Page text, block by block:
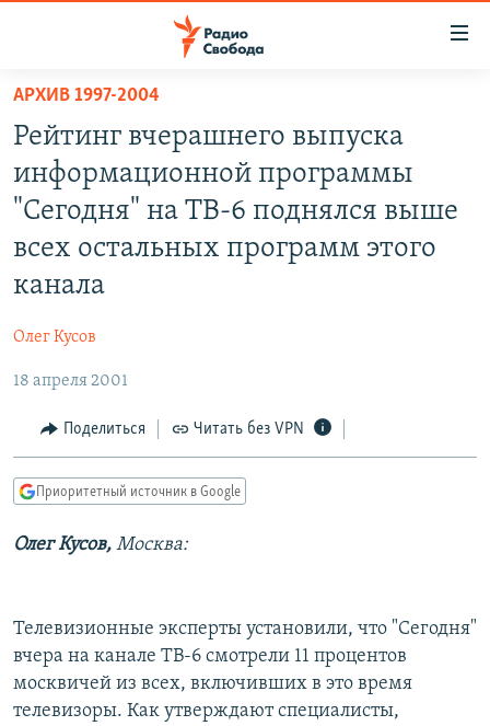
упрощенного
доступа
Вернуться
основному
содержанию
главной
навигации
Вернутся
поиску
ПОДКАСТЫ
АВТОРСКИЕ ПРОЕКТЫ
МНЕНИЯ
IDEL.РЕАЛИИ
КАВКАЗ.РЕАЛИИ
СЕВЕР.РЕАЛИИ
РАСПИСАНИЕ ВЕЩАНИЯ
ПОДПИШИТЕСЬ НА РАССЫЛКУ
АРХИВ 1997-2004
Рейтинг вчерашнего выпуска
информационной программы
"Сегодня" на ТВ-6 поднялся выше
всех остальных программ этого
канала
Олег Кусов
18 апреля 2001
Поделиться Читать без VPN
Приоритетный источник в Google
Олег Кусов, Москва:
Телевизионные эксперты установили, что "Сегодня"
вчера на канале ТВ-6 смотрели 11 процентов
москвичей из всех, включивших в это время
телевизоры. Как утверждают специалисты,